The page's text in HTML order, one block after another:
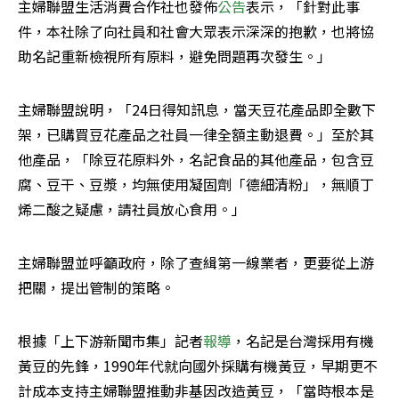
主婦聯盟生活消費合作社也發佈公告表示，「針對此事
件，本社除了向社員和社會大眾表示深深的抱歉，也將協
助名記重新檢視所有原料，避免問題再次發生。」
主婦聯盟說明，「24日得知訊息，當天豆花產品即全數下
架，已購買豆花產品之社員一律全額主動退費。」至於其
他產品，「除豆花原料外，名記食品的其他產品，包含豆
腐、豆干、豆漿，均無使用凝固劑「德細清粉」，無順丁
烯二酸之疑慮，請社員放心食用。」
主婦聯盟並呼籲政府，除了查緝第一線業者，更要從上游
把關，提出管制的策略。
根據「上下游新聞市集」記者報導 ，名記是台灣採用有機
黃豆的先鋒，1990年代就向國外採購有機黃豆，早期更不
計成本支持主婦聯盟推動非基因改造黃豆，「當時根本是